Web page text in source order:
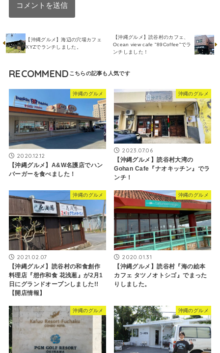
【沖縄グルメ】海辺の穴場カフェ
XYZでランチしました。
【沖縄グルメ】読谷村のカフェ、
Ocean view cafe "89Coffee"でラ
ンチしました！
RECOMMEND
沖縄のグルメ
2020.12.12
【沖縄グルメ】A&W名護店でハン
バーガーを食べました！
沖縄のグルメ
2023.07.06
【沖縄グルメ】読谷村大湾の
Gohan Cafe『ナオキッチン』でラ
ンチ！
沖縄のグルメ
2021.02.07
【沖縄グルメ】読谷村の和食創作
料理店『想作和食 花浅葱』が2月1
日にグランドオープンしました!!
【開店情報】
沖縄のグルメ
2020.01.31
【沖縄グルメ】読谷村『海の絵本
カフェ タツノオトシゴ』でまった
りしました。
沖縄のグルメ 沖縄のグルメ